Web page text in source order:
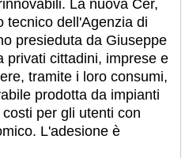
La nuova Cer,
tecnico dell'Agenzia di
presieduta da Giuseppe
privati cittadini, imprese e
tramite i loro consumi,
prodotta da impianti
per gli utenti con
L'adesione è